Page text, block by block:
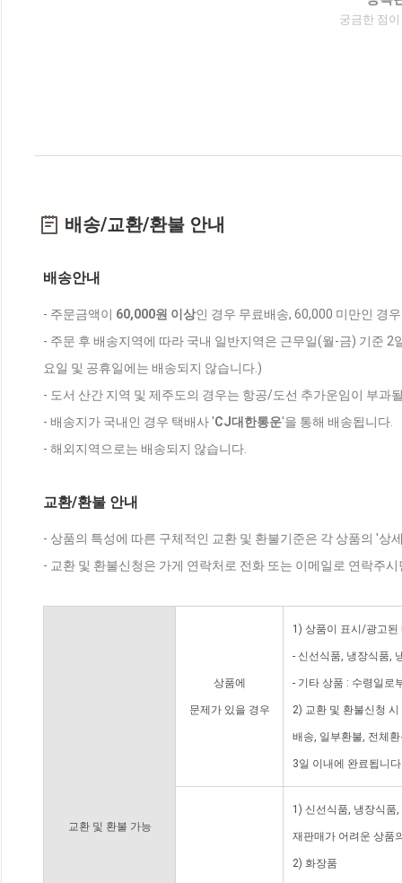
궁금한 점
배송/교환/환불 안내
배송안내
- 주문금액이 60,000원 이상인 경우 무료배송, 60,000 미만인 경
- 주문 후 배송지역에 따라 국내 일반지역은 근무일(월-금) 기준
요일 및 공휴일에는 배송되지 않습니다.)
- 도서 산간 지역 및 제주도의 경우는 항공/도선 추가운임이 부과
- 배송지가 국내인 경우 택배사 'CJ대한통운'을 통해 배송됩니다.
- 해외지역으로는 배송되지 않습니다.
교환/환불 안내
- 상품의 특성에 따른 구체적인 교환 및 환불기준은 각 상품의 '상
- 교환 및 환불신청은 가게 연락처로 전화 또는 이메일로 연락주
교환 및 환불 가능
상품에
문제가 있을 경우
1) 상품이 표시/광고된
- 신선식품, 냉장식품,
- 기타 상품 : 수령일로
2) 교환 및 환불신청
배송, 일부환불, 전체
3일 이내에 완료됩니
1) 신선식품, 냉장식품
재판매가 어려운 상품
2) 화장품